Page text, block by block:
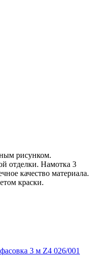
рисунком.
отделки. Намотка 3
качество материала.
краски.